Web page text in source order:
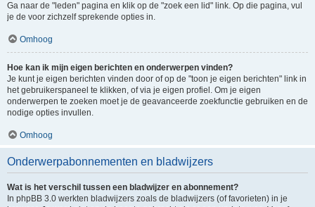
Ga naar de "leden" pagina en klik op de "zoek een lid" link. Op die pagina, vul
je de voor zichzelf sprekende opties in.
Omhoog
Hoe kan ik mijn eigen berichten en onderwerpen vinden?
Je kunt je eigen berichten vinden door of op de "toon je eigen berichten" link in
het gebruikerspaneel te klikken, of via je eigen profiel. Om je eigen
onderwerpen te zoeken moet je de geavanceerde zoekfunctie gebruiken en de
nodige opties invullen.
Omhoog
Onderwerpabonnementen en bladwijzers
Wat is het verschil tussen een bladwijzer en abonnement?
In phpBB 3.0 werkten bladwijzers zoals de bladwijzers (of favorieten) in je